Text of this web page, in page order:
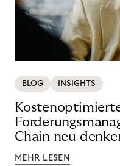
BLOG INSIGHTS
Chain neu
MEHR LESEN